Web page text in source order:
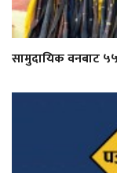
सामुदायिक वनबाट